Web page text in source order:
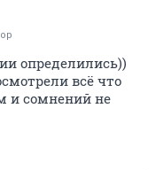
определились))
всё что
и сомнений не